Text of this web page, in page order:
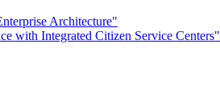
Architecture"
with Integrated Citizen Service Centers"